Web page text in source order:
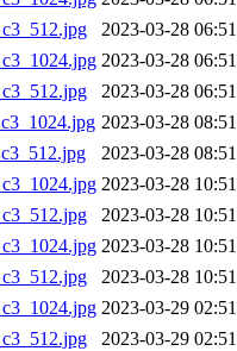
2023-03-28 06:51
2023-03-28 06:51
2023-03-28 06:51
2023-03-28 08:51
2023-03-28 08:51
2023-03-28 10:51
2023-03-28 10:51
2023-03-28 10:51
2023-03-28 10:51
2023-03-29 02:51
2023-03-29 02:51